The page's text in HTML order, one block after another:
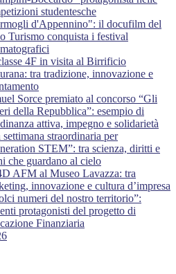
studentesche
d'Appennino": il docufilm del
Turismo conquista i festival
4F in visita al Birrificio
tra tradizione, innovazione e
Sorce premiato al concorso “Gli
della Repubblica”: esempio di
attiva, impegno e solidarietà
settimana straordinaria per
STEM”: tra scienza, diritti e
che guardano al cielo
AFM al Museo Lavazza: tra
innovazione e cultura d’impresa
numeri del nostro territorio”:
protagonisti del progetto di
Finanziaria